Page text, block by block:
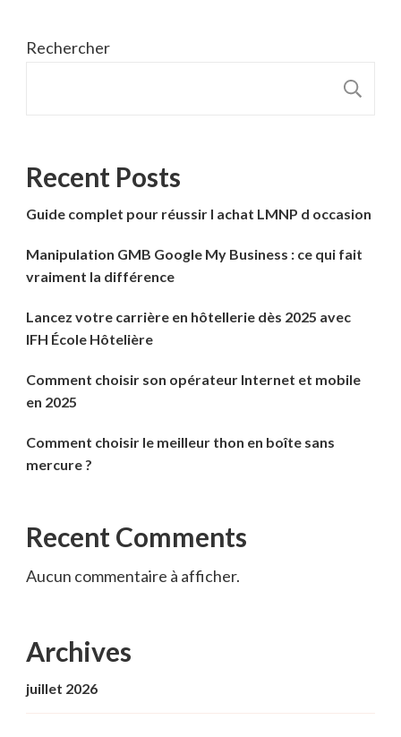
Rechercher
Recent Posts
Guide complet pour réussir l achat LMNP d occasion
Manipulation GMB Google My Business : ce qui fait
vraiment la différence
Lancez votre carrière en hôtellerie dès 2025 avec
IFH École Hôtelière
Comment choisir son opérateur Internet et mobile
en 2025
Comment choisir le meilleur thon en boîte sans
mercure ?
Recent Comments
Aucun commentaire à afficher.
Archives
juillet 2026